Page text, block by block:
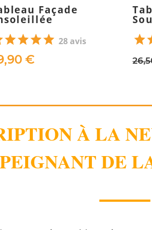
Façade
28 avis
€
À LA
DE
⸻